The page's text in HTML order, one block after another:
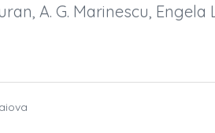
A. G. Marinescu,